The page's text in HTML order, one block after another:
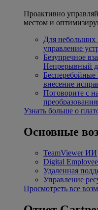
Проактивно
местом и
Для
управление
Безупречное
Непрерывный
внесение
Поговорите с
Узнать больше о
Основные
TeamViewer ИИ
Digital
Удаленная
Управление
Просмотреть все